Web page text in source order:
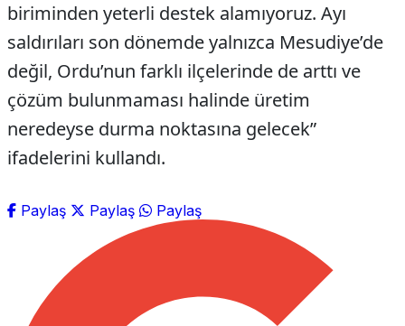
biriminden yeterli destek alamıyoruz. Ayı
saldırıları son dönemde yalnızca Mesudiye’de
değil, Ordu’nun farklı ilçelerinde de arttı ve
çözüm bulunmaması halinde üretim
neredeyse durma noktasına gelecek”
ifadelerini kullandı.
Paylaş Paylaş Paylaş